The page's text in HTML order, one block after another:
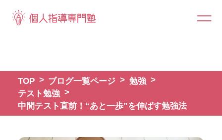
TOP ブログ一覧ページ
勉強
テスト勉強
中間テスト直前！“あと一歩”を伸ばす勉強法